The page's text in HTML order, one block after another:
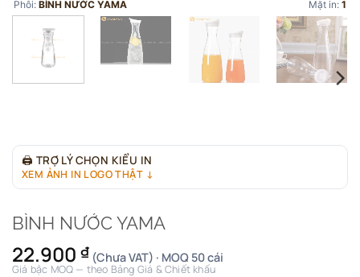
Phôi: BÌNH NƯỚC YAMA Mặt in: 1
🖨 TRỢ LÝ CHỌN KIỂU IN
XEM ẢNH IN LOGO THẬT ↓
BÌNH NƯỚC YAMA
22.900 ₫ (Chưa VAT) · MOQ 50 cái
Giá bậc MOQ — theo Bảng Giá & Chiết khấu